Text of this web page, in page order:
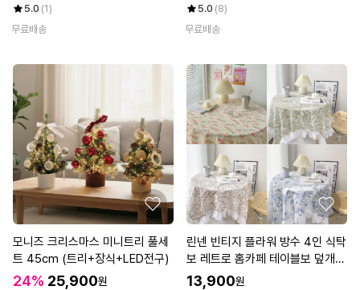
5.0 (1)
무료배송
5.0 (8)
무료배송
모니즈 크리스마스 미니트리 풀세
트 45cm (트리+장식+LED전구)
24% 25,900원
린넨 빈티지 플라워 방수 4인 식탁
보 레트로 홈카페 테이블보 덮개
러너 깔개 4종 (4인)
13,900원